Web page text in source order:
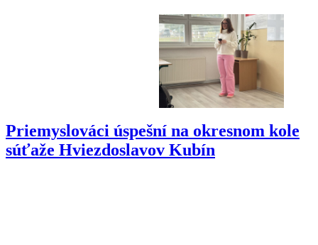
Priemyslováci úspešní na okresnom kole
súťaže Hviezdoslavov Kubín